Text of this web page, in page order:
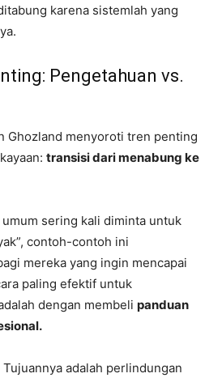
karena sistemlah yang
Pengetahuan vs.
Ghozland menyoroti tren penting
transisi dari menabung ke
sering kali diminta untuk
contoh-contoh ini
mereka yang ingin mencapai
paling efektif untuk
dengan membeli panduan
Tujuannya adalah perlindungan